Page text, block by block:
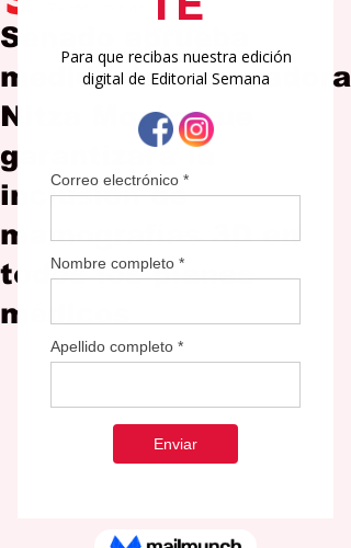
Senado aprueba
medida de la senadora
Nitza Morán que
garantizará la
inclusión de
mamografías 3D en
todos los planes
médicos
3 min de lectura